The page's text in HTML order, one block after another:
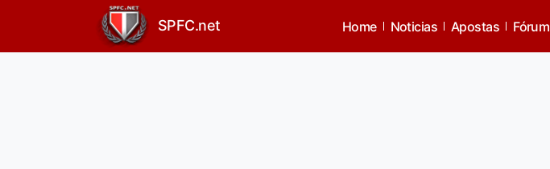
SPFC.net Home Noticias Apostas Fórum